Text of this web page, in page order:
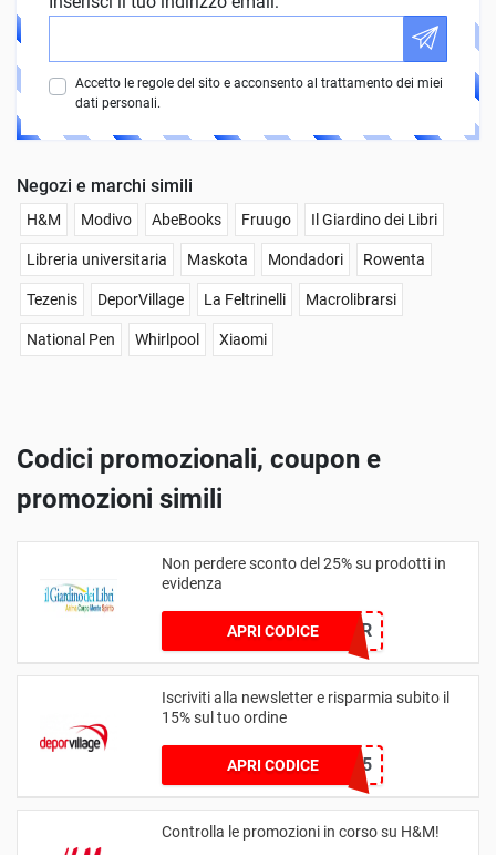
Accetto le regole del sito e acconsento al trattamento dei miei
dati personali.
Negozi e marchi simili
H&M Modivo AbeBooks Fruugo Il Giardino dei Libri
Libreria universitaria Maskota Mondadori Rowenta
Tezenis DeporVillage La Feltrinelli Macrolibrarsi
National Pen Whirlpool Xiaomi
Codici promozionali, coupon e
promozioni simili
Non perdere sconto del 25% su prodotti in
evidenza
APRI CODICEBOOKLOV3R
Iscriviti alla newsletter e risparmia subito il
15% sul tuo ordine
APRI CODICE
WELCOME15
Controlla le promozioni in corso su H&M!